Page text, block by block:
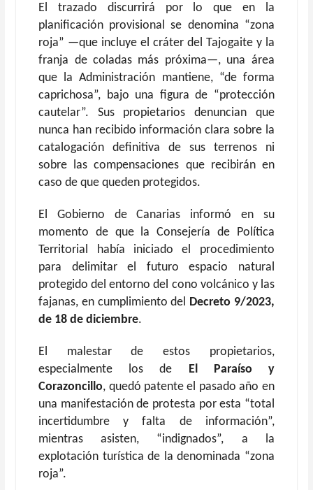
El trazado discurrirá por lo que en la
planificación provisional se denomina “zona
roja” —que incluye el cráter del Tajogaite y la
franja de coladas más próxima—, una área
que la Administración mantiene, “de forma
caprichosa”, bajo una figura de “protección
cautelar”. Sus propietarios denuncian que
nunca han recibido información clara sobre la
catalogación definitiva de sus terrenos ni
sobre las compensaciones que recibirán en
caso de que queden protegidos.
El Gobierno de Canarias informó en su
momento de que la Consejería de Política
Territorial había iniciado el procedimiento
para delimitar el futuro espacio natural
protegido del entorno del cono volcánico y las
fajanas, en cumplimiento del
Decreto 9/2023,
de 18 de diciembre.
El malestar de estos propietarios,
especialmente los de
El Paraíso y
Corazoncillo, quedó patente el pasado año en
una manifestación de protesta por esta “total
incertidumbre y falta de información”,
mientras asisten, “indignados”, a la
explotación turística de la denominada “zona
roja”.